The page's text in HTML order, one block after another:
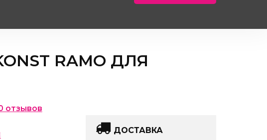
RAMO ДЛЯ
отзывов
ДОСТАВКА